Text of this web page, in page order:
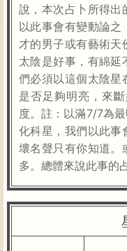
說，本次占卜所得出
以此事會有變動論
才的男子或有藝術天
太陰是好事，有綿
們必須以這個太陰星
是否足夠明亮，來
度。註：以滿7/7為
化科星，我們以此事
壞名聲只有你知道。
多。總體來說此事的